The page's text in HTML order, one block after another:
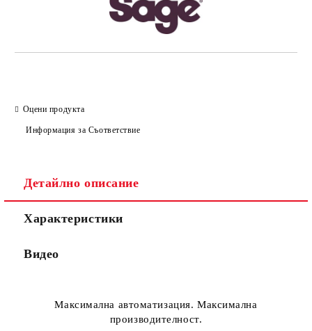
Оцени продукта
Информация за Съответствие
Детайлно описание
Характеристики
Видео
Максимална автоматизация. Максимална
производителност.